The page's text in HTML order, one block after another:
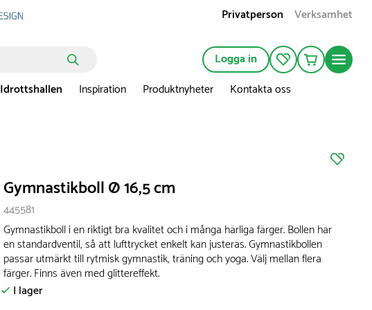
Privatperson Verksamhet
Logga in
Idrottshallen Inspiration Produktnyheter Kontakta oss
Gymnastikboll Ø 16,5 cm
445581
Gymnastikboll i en riktigt bra kvalitet och i många härliga färger. Bollen har
en standardventil, så att lufttrycket enkelt kan justeras. Gymnastikbollen
passar utmärkt till rytmisk gymnastik, träning och yoga. Välj mellan flera
färger. Finns även med glittereffekt.
I lager